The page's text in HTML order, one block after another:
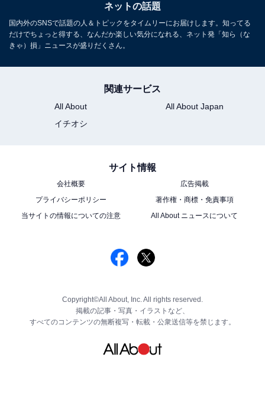
ネットの話題
国内外のSNSで話題の人＆トピックをタイムリーにお届けします。知ってる
だけでちょっと得する、なんだか楽しい気分になれる、ネット発「知ら（な
きゃ）損」ニュースが盛りだくさん。
関連サービス
All About
All About Japan
イチオシ
サイト情報
会社概要
広告掲載
プライバシーポリシー
著作権・商標・免責事項
当サイトの情報についての注意
All About ニュースについて
Copyright©All About, Inc. All rights reserved.
掲載の記事・写真・イラストなど、
すべてのコンテンツの無断複写・転載・公衆送信等を禁じます。